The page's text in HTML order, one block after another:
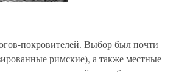
покровителей. Выбор был почти
римские), а также местные